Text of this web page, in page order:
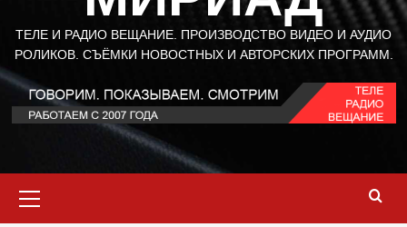
ТЕЛЕ И РАДИО ВЕЩАНИЕ. ПРОИЗВОДСТВО ВИДЕО И АУДИО
РОЛИКОВ. СЪЁМКИ НОВОСТНЫХ И АВТОРСКИХ ПРОГРАММ.
меню